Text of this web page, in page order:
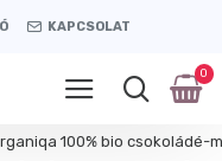
KAPCSOLAT
0
100% bio csokoládé-